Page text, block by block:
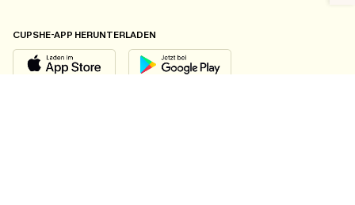
CUPSHE-APP HERUNTERLADEN